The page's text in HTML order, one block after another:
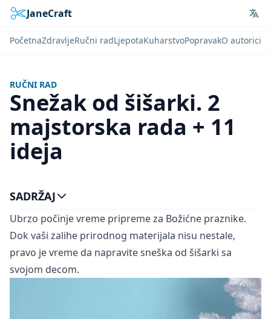
JaneCraft
PočetnaZdravljeRučni radLjepotaKuharstvoPopravakO autorici
RUČNI RAD
Snežak od šišarki. 2
majstorska rada + 11
ideja
Ubrzo počinje vreme pripreme za Božićne praznike.
Dok vaši zalihe prirodnog materijala nisu nestale,
pravo je vreme da napravite sneška od šišarki sa
svojom decom.
SADRŽAJ